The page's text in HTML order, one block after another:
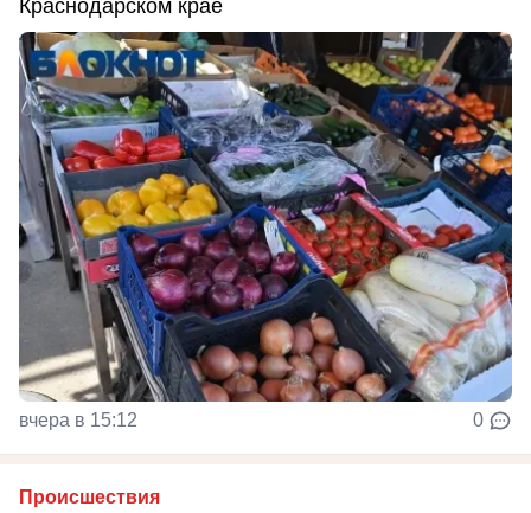
Краснодарском крае
вчера в 15:12 0
Происшествия